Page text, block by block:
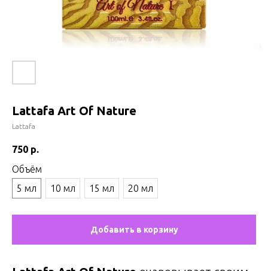
Lattafa Art Of Nature
Lattafa
750 р.
Объём
5 мл
10 мл 15 мл 20 мл
Добавить в корзину